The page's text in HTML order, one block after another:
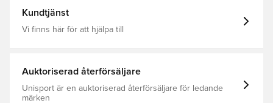
Kundtjänst
Vi finns här för att hjälpa till
Auktoriserad återförsäljare
Unisport är en auktoriserad återförsäljare för ledande
märken